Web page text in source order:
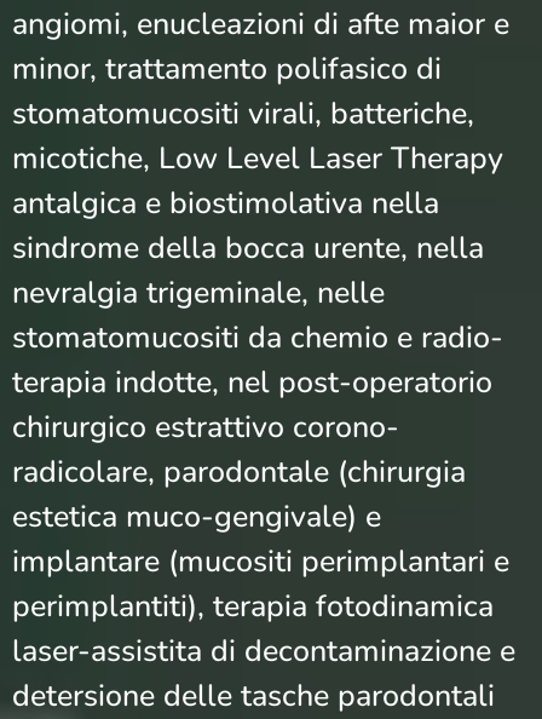
angiomi, enucleazioni di afte maior e
minor, trattamento polifasico di
stomatomucositi virali, batteriche,
micotiche, Low Level Laser Therapy
antalgica e biostimolativa nella
sindrome della bocca urente, nella
nevralgia trigeminale, nelle
stomatomucositi da chemio e radio-
terapia indotte, nel post-operatorio
chirurgico estrattivo corono-
radicolare, parodontale (chirurgia
estetica muco-gengivale) e
implantare (mucositi perimplantari e
perimplantiti), terapia fotodinamica
laser-assistita di decontaminazione e
detersione delle tasche parodontali